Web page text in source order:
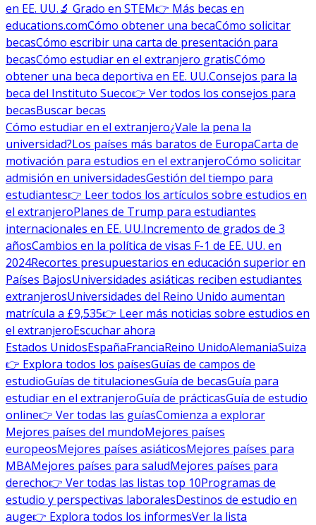
en EE. UU.🔬 Grado en STEM👉 Más becas en
educations.comCómo obtener una becaCómo solicitar
becasCómo escribir una carta de presentación para
becasCómo estudiar en el extranjero gratisCómo
obtener una beca deportiva en EE. UU.Consejos para la
beca del Instituto Sueco👉 Ver todos los consejos para
becasBuscar becas
Cómo estudiar en el extranjero¿Vale la pena la
universidad?Los países más baratos de EuropaCarta de
motivación para estudios en el extranjeroCómo solicitar
admisión en universidadesGestión del tiempo para
estudiantes👉 Leer todos los artículos sobre estudios en
el extranjeroPlanes de Trump para estudiantes
internacionales en EE. UU.Incremento de grados de 3
añosCambios en la política de visas F-1 de EE. UU. en
2024Recortes presupuestarios en educación superior en
Países BajosUniversidades asiáticas reciben estudiantes
extranjerosUniversidades del Reino Unido aumentan
matrícula a £9,535👉 Leer más noticias sobre estudios en
el extranjeroEscuchar ahora
Estados UnidosEspañaFranciaReino UnidoAlemaniaSuiza
👉 Explora todos los paísesGuías de campos de
estudioGuías de titulacionesGuía de becasGuía para
estudiar en el extranjeroGuía de prácticasGuía de estudio
online👉 Ver todas las guíasComienza a explorar
Mejores países del mundoMejores países
europeosMejores países asiáticosMejores países para
MBAMejores países para saludMejores países para
derecho👉 Ver todas las listas top 10Programas de
estudio y perspectivas laboralesDestinos de estudio en
auge👉 Explora todos los informesVer la lista